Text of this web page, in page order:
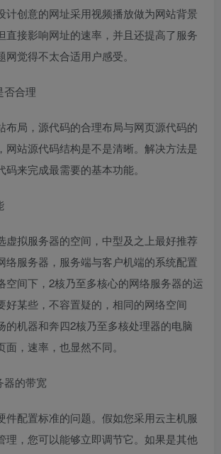
计创意的网址采用视频播放做为网站背景
直接影响网址的速率，并且还提高了服务
觉得不太合适用户感受。
否合理
布局，源代码的合理布局与网页源代码的
网站源代码结构是不是清晰。解决方法是
来完成最需要的基本功能。
虚拟服务器的空间，中型及之上最好推荐
络服务器，服务端与客户机端的系统配置
空间下，2核乃至多核心的网络服务器的运
好某些，不容置疑的，相同的网络空间
的机器和奔四2核乃至多核处理器的电脑
面，速率，也显然不同。
器的带宽
件配置标准的问题。假如您采用云主机服
理，您可以能够立即调节它。如果是其他